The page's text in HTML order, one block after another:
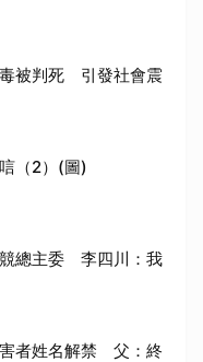
被判死 引發社會震
（2）(圖)
總主委 李四川：我
者姓名解禁 父：終